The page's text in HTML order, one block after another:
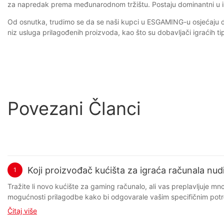
za napredak prema međunarodnom tržištu. Postaju dominantni u
Od osnutka, trudimo se da se naši kupci u ESGAMING-u
niz usluga prilagođenih proizvoda, kao što su dobavljači igraćih
Povezani Članci
1 Koji proizvođač kućišta za igraća računala
Tražite li novo kućište za gaming računalo, ali vas preplavljuje mnoštvo dostupnih opcija? Ne tražite dalje! U ovom članku istražujemo koji proizvođač kućišta za gaming računala nudi najbolje mogućnosti prilagodbe kako bi odgovarale vašim specifičnim potrebama i preferencijama. Od LED rasvjete do kaljenih staklenih ploča, istražujemo najbolje izbore na tržištu kako bismo vam pomogli da donesete informiranu odluku za svoju sljedeću konfiguraciju. Pridružite nam se dok analiziramo najbolje opcije za vrhunsko iskustvo igranja. - Pregled proizvođača kućišta za igraća računala Kada je u pitanju izrada igraćeg računala, jedna od najvažnijih komponenti koju treba uzeti u obzir je kućište računala. Kućište ne samo da sadrži sve unutarnje komponente, već igra i ključnu ulogu u ukupnoj estetici i funkcionalnosti računala. S toliko proizvođača kućišta za igraća računala na tržištu, odabir pravog može biti otežan, posebno ako su vam mogućnosti prilagodbe glavni prioritet. Pregled proizvođača kućišta za igraće PC-je Postoji nekoliko proizvođača kućišta za igraća računala koji su poznati po tome što nude širok raspon mogućnosti prilagodbe. Neki od najpopularnijih proizvođača uključuju Corsair, NZXT, Thermaltake, Cooler Master i Phanteks. Ovi proizvođači etablirali su se kao lideri u industriji, poznati po svojim visokokvalitetnim proizvodima i inovativnim dizajnima. Corsair je poznati proizvođač kućišta za igraća računala koji nudi razna kućišta dizajnirana za igrače. Njihova kućišta poznata su po elegantnom dizajnu, visokokvalitetnoj izradi i prilagodljivim značajkama. Corsair kućišta često dolaze s bočnim pločama od kaljenog stakla, RGB rasvjetom i sustavima za upravljanje kabelima, što omogućuje jednostavnu prilagodbu i personalizaciju. NZXT je još jedan popularan proizvođač kućišta za igraća računala poznat po svojim jedinstvenim dizajnima i mogućnostima prilagodbe. NZXT kućišta često dolaze s unaprijed instaliranom RGB rasvjetom, podesivom brzinom ventilatora i prilagodljivim opcijama usmjeravanja kabela. Njihova kućišta dizajnirana su ne samo da izgledaju sjajno, već i da pružaju optimalan protok zraka i hlađenje za vaše komponente. Thermaltake je proizvođač kućišta za igraća računala poznat po svojim inovativnim dizajnima i prilagodljivim značajkama. Njihova kućišta često dolaze s ugrađenom podrškom za vodeno hlađenje, modularnim kućištima za pogone i prilagodljivim prednjim pločama. Kućišta Thermaltake dizajnirana su da budu funkcionalna i estetski ugodna, što ih čini popularnim izborom među igračima. Cooler Master je proizvođač kućišta za igraća računala koji je u industriji prisutan već dugi niz godina, poznat po svojim izdržljivim i visokoučinkovitim kućištima. Njihova kućišta često dolaze s prilagodljivim položajima ventilatora, uklonjivim filterima za prašinu i modularnim unutarnjim rasporedom. Kućišta Cooler Master dizajnirana su kako bi igračima pružila fleksibilnost prilagodbe svoje konstrukcije njihovim potrebama. Phanteks je relativno nov u industriji kućišta za igraća računala, ali je brzo stekao ime svojim inovativnim dizajnom i mogućnostima prilagodbe. Njihova kućišta često dolaze s modularnim unutarnjim rasporedom, značajkama instalacije bez alata i unaprijed instaliranom RGB rasvjetom. Phanteks kućišta dizajnirana su da budu svestrana i jednostavna za prilagodbu, što ih čini
Čitaj više